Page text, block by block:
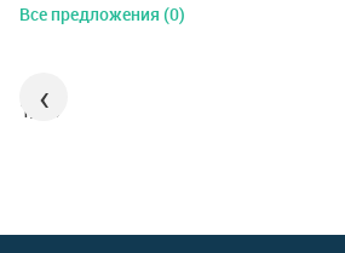
Все предложения (0)
‹
1/15